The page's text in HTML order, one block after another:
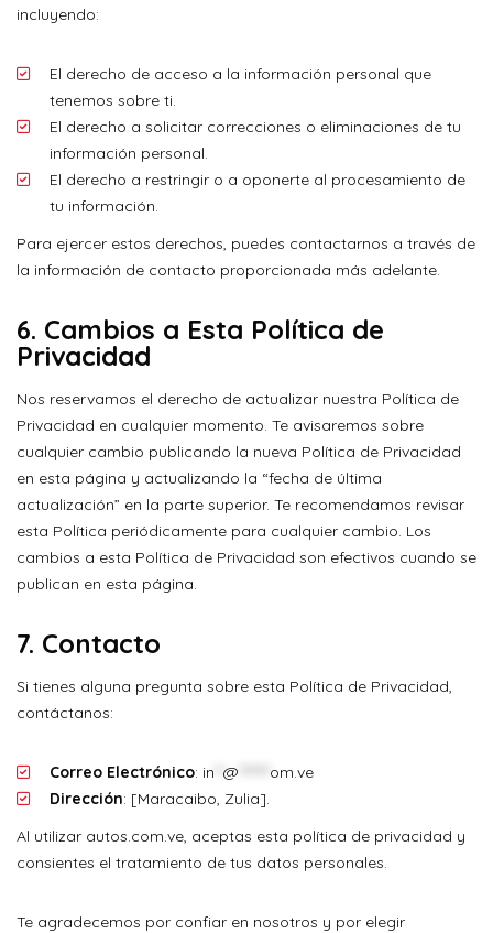
incluyendo:
El derecho de acceso a la información personal que
tenemos sobre ti.
El derecho a solicitar correcciones o eliminaciones de tu
información personal.
El derecho a restringir o a oponerte al procesamiento de
tu información.
Para ejercer estos derechos, puedes contactarnos a través de
la información de contacto proporcionada más adelante.
6. Cambios a Esta Política de
Privacidad
Nos reservamos el derecho de actualizar nuestra Política de
Privacidad en cualquier momento. Te avisaremos sobre
cualquier cambio publicando la nueva Política de Privacidad
en esta página y actualizando la “fecha de última
actualización” en la parte superior. Te recomendamos revisar
esta Política periódicamente para cualquier cambio. Los
cambios a esta Política de Privacidad son efectivos cuando se
publican en esta página.
7. Contacto
Si tienes alguna pregunta sobre esta Política de Privacidad,
contáctanos:
Correo Electrónico: in @
om.ve
Dirección: [Maracaibo, Zulia].
Al utilizar autos.com.ve, aceptas esta política de privacidad y
consientes el tratamiento de tus datos personales.
Te agradecemos por confiar en nosotros y por elegir